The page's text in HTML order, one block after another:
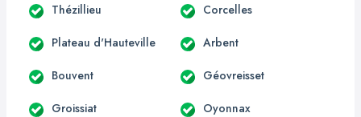
Thézillieu Corcelles
Plateau d'Hauteville Arbent
Bouvent Géovreisset
Groissiat Oyonnax